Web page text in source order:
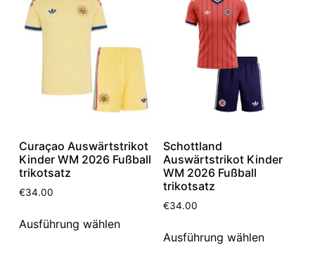
Curaçao Auswärtstrikot
Kinder WM 2026 Fußball
trikotsatz
€34.00
Ausführung wählen
Schottland
Auswärtstrikot Kinder
WM 2026 Fußball
trikotsatz
€34.00
Ausführung wählen